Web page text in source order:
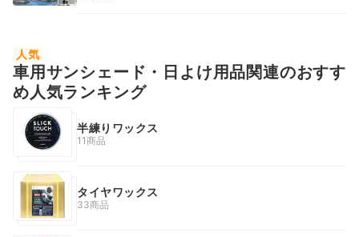
人気
車用サンシェード・日よけ用品関連のおすす
め人気ランキング
半練りワックス
11商品
タイヤワックス
33商品